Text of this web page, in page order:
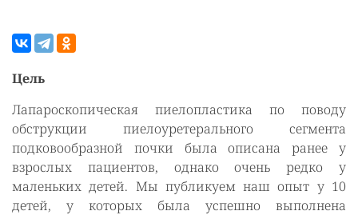
Цель
Лапароскопическая пиелопластика по поводу
обструкции пиелоуретерального сегмента
подковообразной почки была описана ранее у
взрослых пациентов, однако очень редко у
маленьких детей. Мы публикуем наш опыт у 10
детей, у которых была успешно выполнена